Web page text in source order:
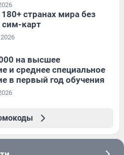
странах мира без
сим-карт
на высшее
и среднее специальное
в первый год обучения